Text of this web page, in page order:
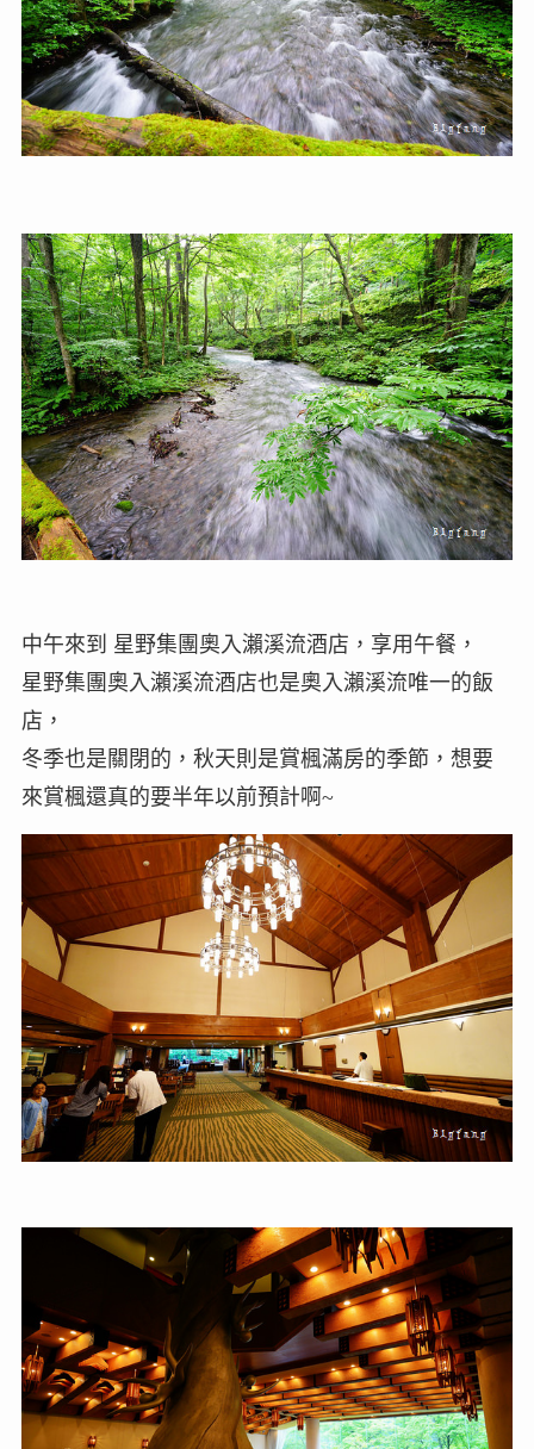
中午來到 星野集團奧入瀨溪流酒店，享用午餐，
星野集團奧入瀨溪流酒店也是奧入瀨溪流唯一的飯
店，
冬季也是關閉的，秋天則是賞楓滿房的季節，想要
來賞楓還真的要半年以前預計啊~